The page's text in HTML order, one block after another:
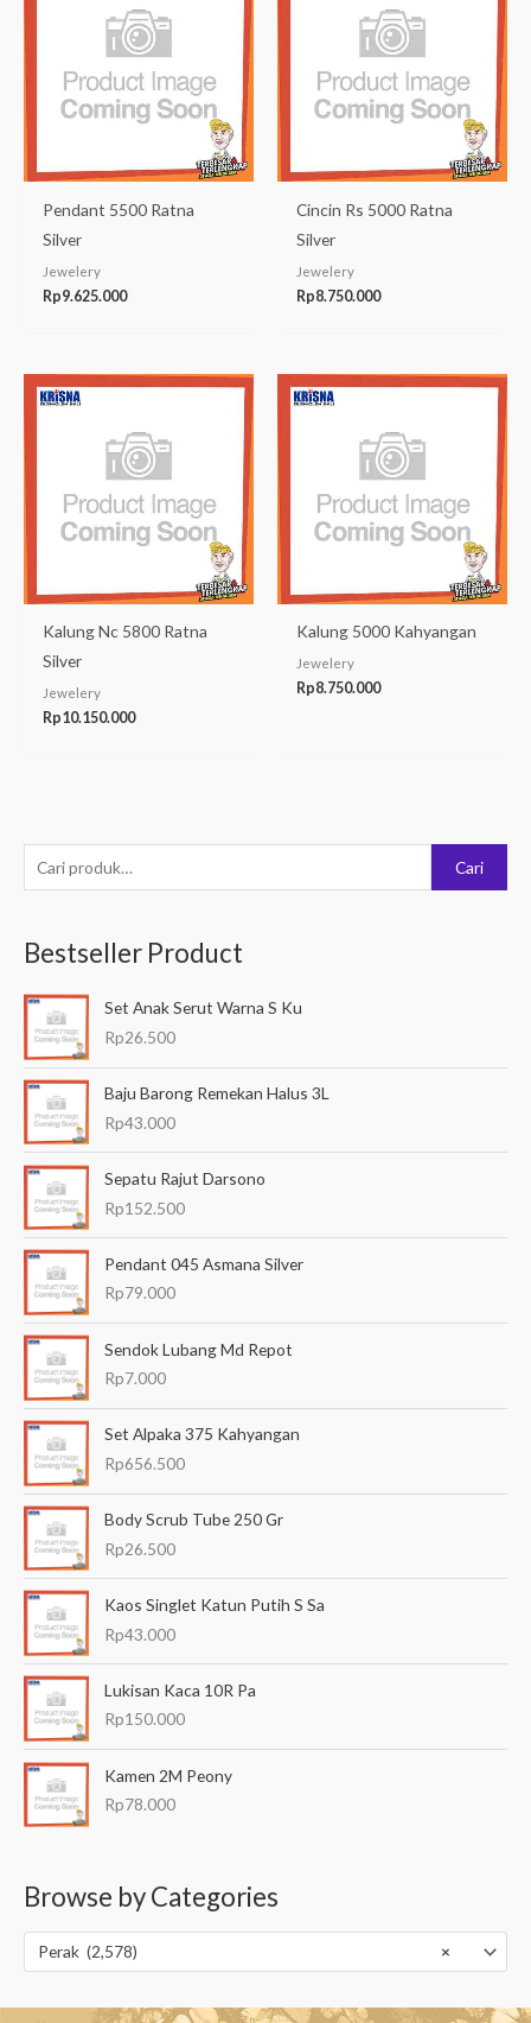
e
c
a
u
n
u
Cari
Bestseller Product
Set Anak Serut Warna S Ku
Rp26.500
Baju Barong Remekan Halus 3L
Rp43.000
Sepatu Rajut Darsono
Rp152.500
Pendant 045 Asmana Silver
Rp79.000
Sendok Lubang Md Repot
Rp7.000
Set Alpaka 375 Kahyangan
Rp656.500
Body Scrub Tube 250 Gr
Rp26.500
Kaos Singlet Katun Putih S Sa
Rp43.000
Lukisan Kaca 10R Pa
Rp150.000
Kamen 2M Peony
Rp78.000
Browse by Categories
×
Perak (2,578)
Pendant 5500 Ratna
Silver
Jewelery
Rp9.625.000
Cincin Rs 5000 Ratna
Silver
Jewelery
Rp8.750.000
Kalung Nc 5800 Ratna
Silver
Jewelery
Rp10.150.000
Kalung 5000 Kahyangan
Jewelery
Rp8.750.000